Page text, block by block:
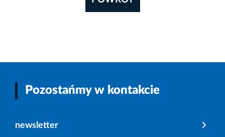
Pozostańmy w kontakcie
newsletter